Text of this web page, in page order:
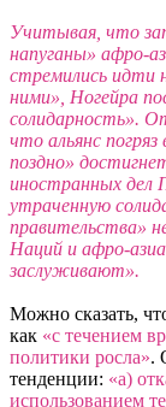
Учитывая, что
напуганы» афро-
стремились идти
ними», Ногейра
солидарность».
что альянс
поздно»
иностранных дел
утраченную
правительства»
Наций и афро-
заслуживают».
Можно сказать,
как «с течением
политики росла».
тенденции: «а)
использованием